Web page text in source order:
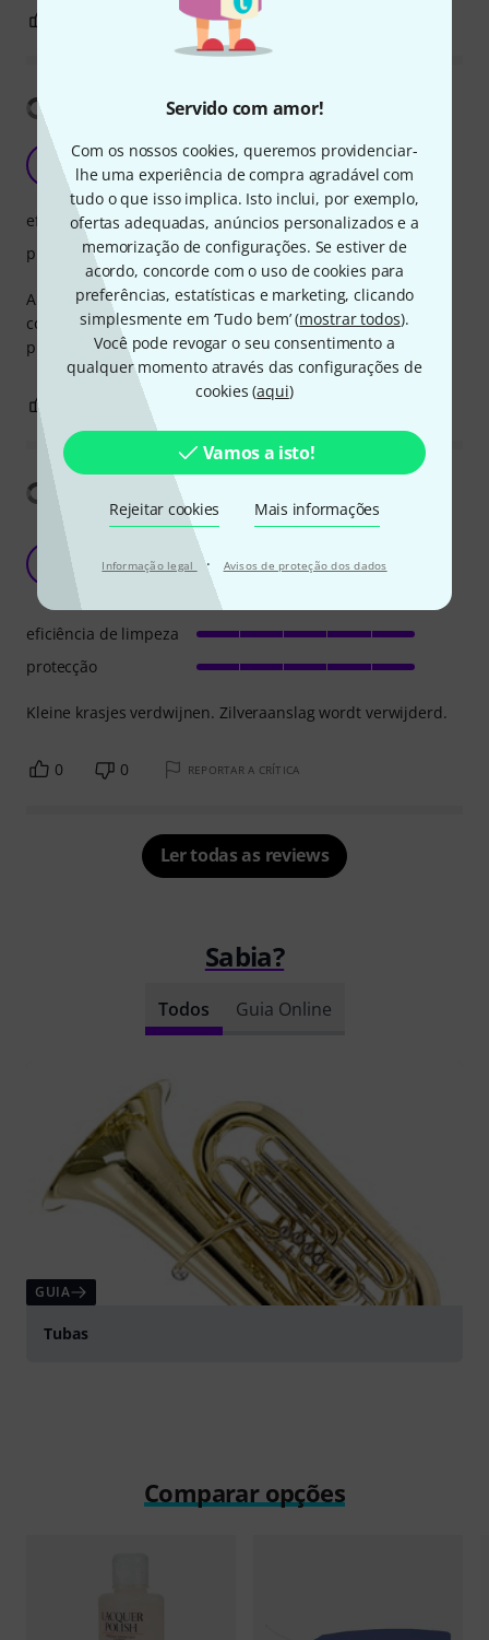
Servido com amor!
Com os nossos cookies, queremos providenciar-
lhe uma experiência de compra agradável com
tudo o que isso implica. Isto inclui, por exemplo,
ofertas adequadas, anúncios personalizados e a
memorização de configurações. Se estiver de
acordo, concorde com o uso de cookies para
preferências, estatísticas e marketing, clicando
simplesmente em ‘Tudo bem’ (mostrar todos).
Você pode revogar o seu consentimento a
qualquer momento através das configurações de
cookies (aqui)
Vamos a isto!
Rejeitar cookies Mais informações
Informação legal · Avisos de proteção dos dados
REPORTAR A CRÍTICA
Mostrar tradução
DZMallan 15.12.2022
A very efficient silver polishing cream which also takes into
consideration minimum damage to the actual instrument
plating.
eficiência de limpeza
protecção
REPORTAR A CRÍTICA
Mostrar tradução
Prima, eenvoudig verwerking. Verzilverde
trompet is terug als nieuw.
RonVR 17.03.2023
Kleine krasjes verdwijnen. Zilveraanslag wordt verwijderd.
eficiência de limpeza
protecção
0 0 REPORTAR A CRÍTICA
Ler todas as reviews
Sabia?
Todos Guia Online
GUIA
Tubas
Comparar opções